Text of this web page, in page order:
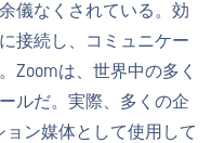
儀なくされている。効
接続し、コミュニケー
Zoomは、世界中の多く
ルだ。実際、多くの企
ン媒体として使用して